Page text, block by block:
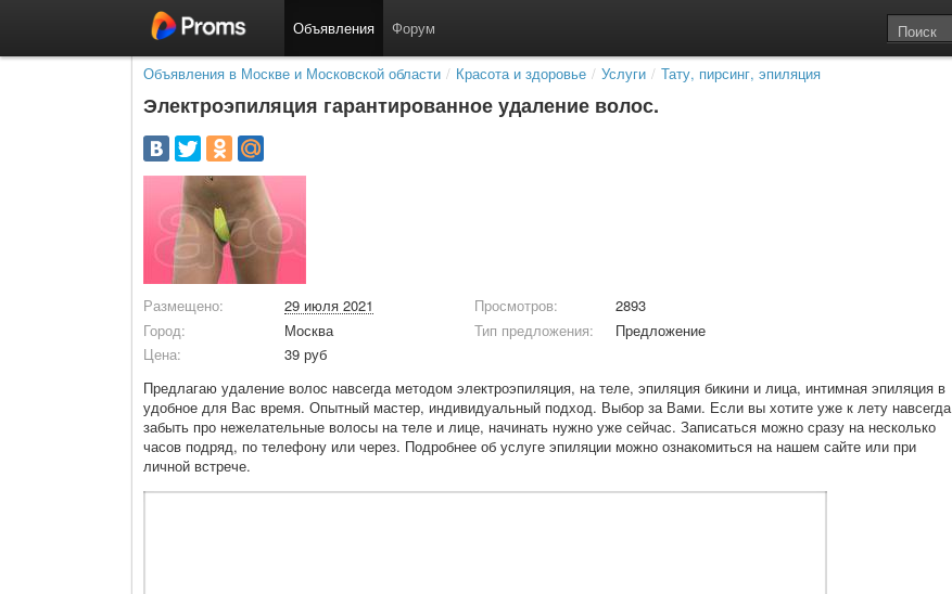
Объявления Форум
Объявления в Москве и Московской области / Красота и здоровье / Услуги / Тату, пирсинг, эпиляция
Электроэпиляция гарантированное удаление волос.
Размещено: 29 июля 2021 Просмотров:
2893
Город:
Москва Тип предложения:
Предложение
Цена:
39 руб
Предлагаю удаление волос навсегда методом электроэпиляция, на теле, эпиляция бикини и лица, интимная эпиляция в
удобное для Вас время. Опытный мастер, индивидуальный подход. Выбор за Вами. Если вы хотите уже к лету навсегда
забыть про нежелательные волосы на теле и лице, начинать нужно уже сейчас. Записаться можно сразу на несколько
часов подряд, по телефону или через. Подробнее об услуге эпиляции можно ознакомиться на нашем сайте или при
личной встрече.